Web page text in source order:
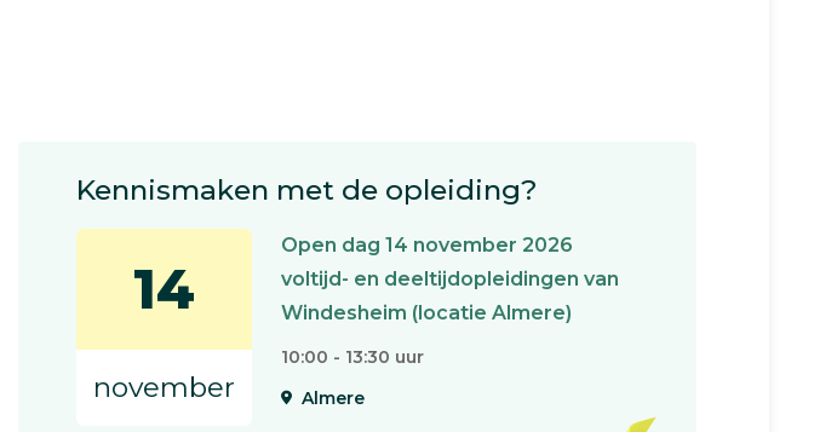
Kennismaken met de opleiding?
14
november
Open dag 14 november 2026
voltijd- en deeltijdopleidingen van
Windesheim (locatie Almere)
10:00 - 13:30 uur
Almere